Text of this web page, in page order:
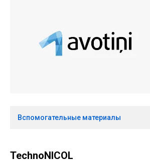
Вспомогательные материалы
TechnoNICOL